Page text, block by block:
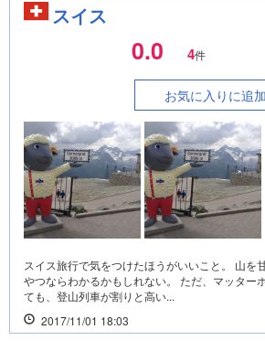
スイス
0.0 4件
お気に入りに追加
スイス旅行で気をつけたほうがいいこと。 山を
やつならわかるかもしれない。 ただ、マッター
ても、登山列車が割りと高い...
2017/11/01 18:03